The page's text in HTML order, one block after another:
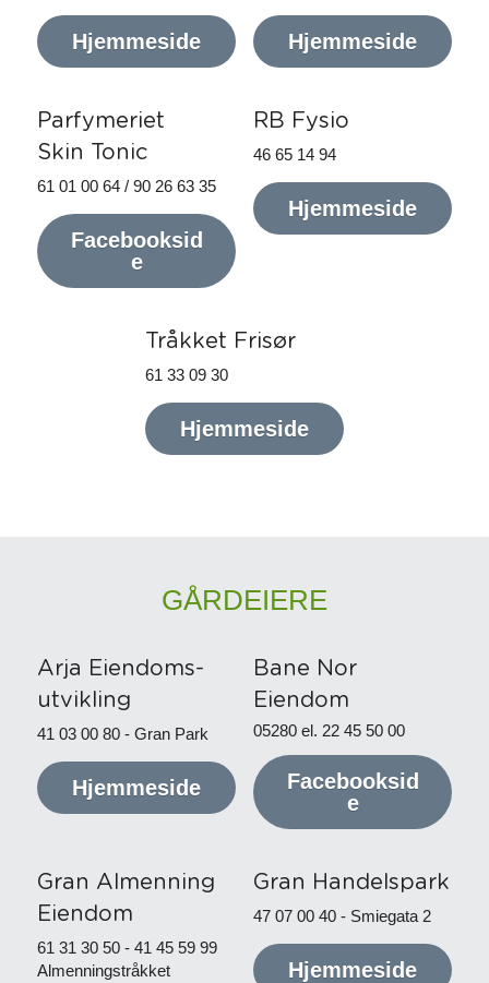
Hjemmeside Hjemmeside
Parfymeriet
Skin Tonic
61 01 00 64 / 90 26 63 35
Facebooksid
e
RB Fysio
46 65 14 94
Hjemmeside
Tråkket Frisør
61 33 09 30
Hjemmeside
GÅRDEIERE
Arja Eiendoms-
utvikling
41 03 00 80 - Gran Park
Hjemmeside
Bane Nor
Eiendom
05280 el. 22 45 50 00
Facebooksid
e
Gran Almenning
Eiendom
61 31 30 50 - 41 45 59 99
Almenningstråkket
Gran Handelspark
47 07 00 40 - Smiegata 2
Hjemmeside